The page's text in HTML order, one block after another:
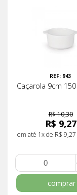
REF: 943
Caçarola 9cm 150
R$ 10,30
R$ 9,27
em até 1x de R$
comprar